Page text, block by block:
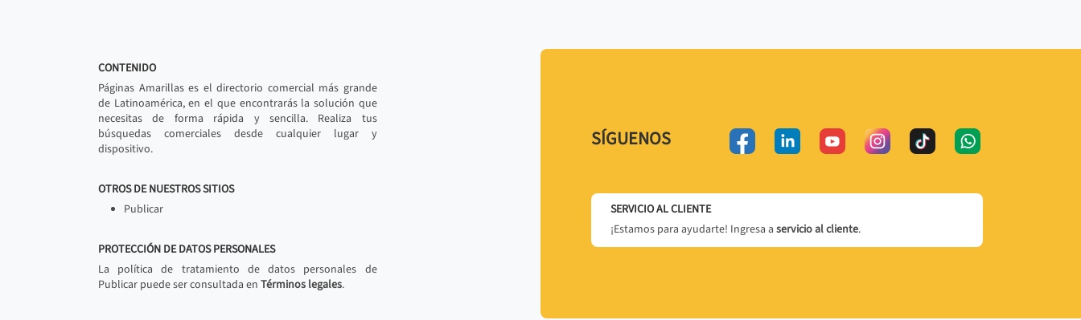
CONTENIDO
Páginas Amarillas es el directorio comercial más grande
de Latinoamérica, en el que encontrarás la solución que
necesitas de forma rápida y sencilla. Realiza tus
búsquedas comerciales desde cualquier lugar y
dispositivo.
OTROS DE NUESTROS SITIOS
Publicar
PROTECCIÓN DE DATOS PERSONALES
La política de tratamiento de datos personales de
Publicar puede ser consultada en Términos legales.
SÍGUENOS
SERVICIO AL CLIENTE
¡Estamos para ayudarte! Ingresa a servicio al cliente.